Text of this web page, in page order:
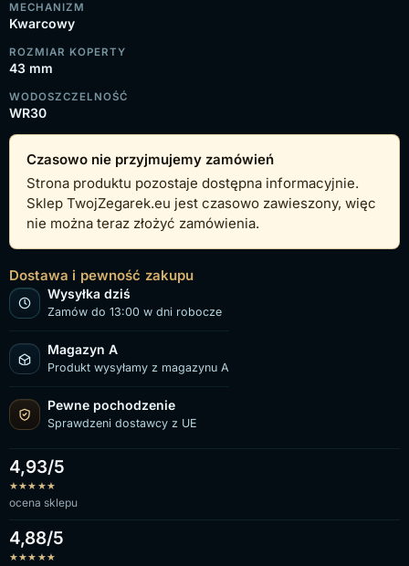
MECHANIZM
Kwarcowy
ROZMIAR KOPERTY
43 mm
WODOSZCZELNOŚĆ
WR30
Czasowo nie przyjmujemy zamówień
Strona produktu pozostaje dostępna informacyjnie.
Sklep TwojZegarek.eu jest czasowo zawieszony, więc
nie można teraz złożyć zamówienia.
Dostawa i pewność zakupu
Wysyłka dziś
Zamów do 13:00 w dni robocze
Magazyn A
Produkt wysyłamy z magazynu A
Pewne pochodzenie
Sprawdzeni dostawcy z UE
4,93/5
★★★ ★★
ocena sklepu
4,88/5
★★★ ★★